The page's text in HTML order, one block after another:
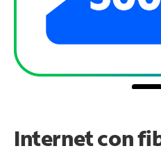
Internet con